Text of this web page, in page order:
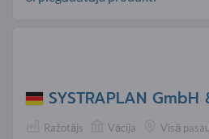
SYSTRAPLAN GmbH
Ražotājs Vācija Visā